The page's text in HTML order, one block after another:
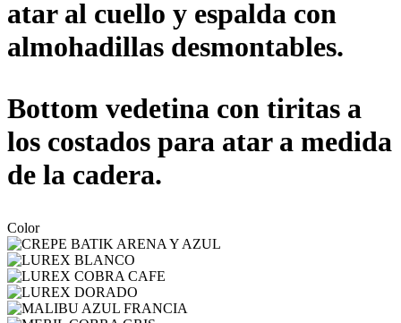
atar al cuello y espalda con
almohadillas desmontables.
Bottom vedetina con tiritas a
los costados para atar a medida
de la cadera.
Color